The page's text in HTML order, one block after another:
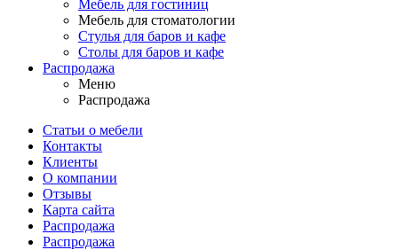
Мебель для гостиниц
Мебель для стоматологии
Стулья для баров и кафе
Столы для баров и кафе
Распродажа
Меню
Распродажа
Статьи о мебели
Контакты
Клиенты
О компании
Отзывы
Карта сайта
Распродажа
Распродажа